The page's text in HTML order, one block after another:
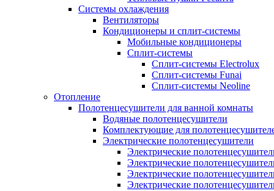
Системы охлаждения
Вентиляторы
Кондиционеры и сплит-системы
Мобильные кондиционеры
Сплит-системы
Сплит-системы Electrolux
Сплит-системы Funai
Сплит-системы Neoline
Отопление
Полотенцесушители для ванной комнаты
Водяные полотенцесушители
Комплектующие для
Электрические полотенцесушители
Электрические
Электрические
Электрические
Электрические